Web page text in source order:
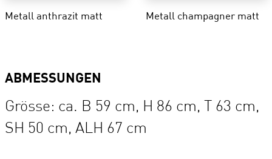
Metall anthrazit matt Metall champagner matt
ABMESSUNGEN
Grösse: ca. B 59 cm, H 86 cm, T 63 cm,
SH 50 cm, ALH 67 cm